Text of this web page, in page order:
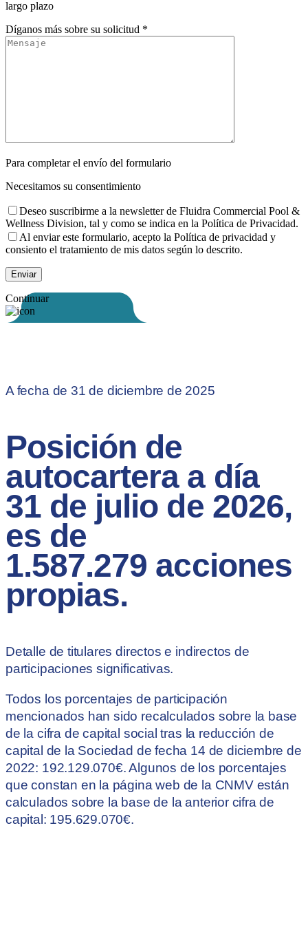
largo plazo
Díganos más sobre su solicitud *
Para completar el envío del formulario
Necesitamos su consentimiento
Deseo suscribirme a la newsletter de Fluidra Commercial Pool &
Wellness Division, tal y como se indica en la Política de Privacidad.
Al enviar este formulario, acepto la Política de privacidad y
consiento el tratamiento de mis datos según lo descrito.
Continuar
A fecha de 31 de diciembre de 2025
Posición de
autocartera a día
31 de julio de 2026,
es de
1.587.279 acciones
propias.
Detalle de titulares directos e indirectos de
participaciones significativas.
Todos los porcentajes de participación
mencionados han sido recalculados sobre la base
de la cifra de capital social tras la reducción de
capital de la Sociedad de fecha 14 de diciembre de
2022: 192.129.070€. Algunos de los porcentajes
que constan en la página web de la CNMV están
calculados sobre la base de la anterior cifra de
capital: 195.629.070€.